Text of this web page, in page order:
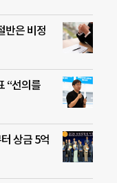
반은 비정
“선의를
상금 5억